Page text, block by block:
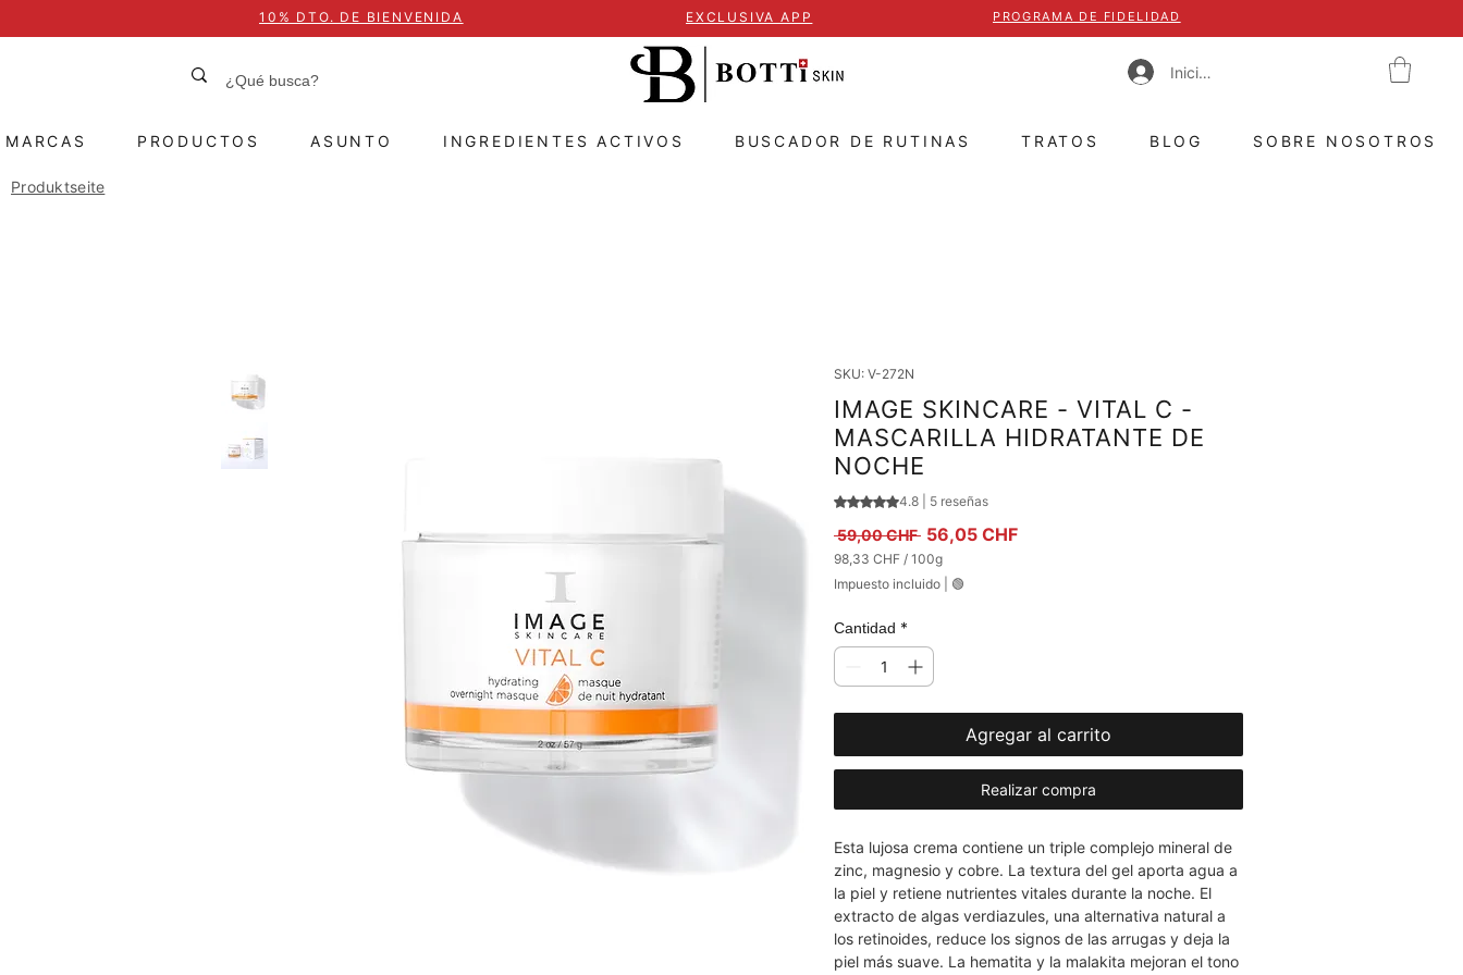
Iniciar sesión
10% DTO. DE BIENVENIDA EXCLUSIVA APP PROGRAMA DE FIDELIDAD
MARCAS PRODUCTOS ASUNTO INGREDIENTES ACTIVOS BUSCADOR DE RUTINAS TRATOS BLOG SOBRE NOSOTROS
Produktseite
SKU: V-272N
IMAGE SKINCARE - VITAL C -
MASCARILLA HIDRATANTE DE
NOCHE
Según 5 reseñas, la calificación es de 4.8 de 5 estrellas
4.8 | 5 reseñas
59,00 CHF Precio
56,05 CHFPrecio de oferta
98,33 CHF / 100g
98,33 CHF
por
Gramos
Impuesto incluido 🟢
Cantidad *
Agregar al carrito
Realizar compra
Esta lujosa crema contiene un triple complejo mineral de
zinc, magnesio y cobre. La textura del gel aporta agua a
la piel y retiene nutrientes vitales durante la noche. El
extracto de algas verdiazules, una alternativa natural a
los retinoides, reduce los signos de las arrugas y deja la
piel más suave. La hematita y la malakita mejoran el tono